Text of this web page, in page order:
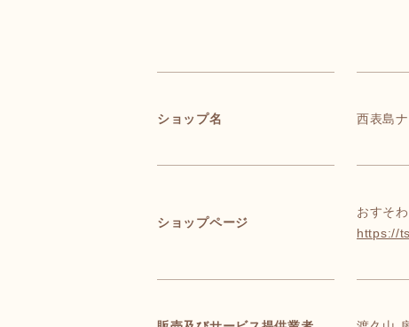
ショップ名 西表島
ショップページ
おすそ
https://